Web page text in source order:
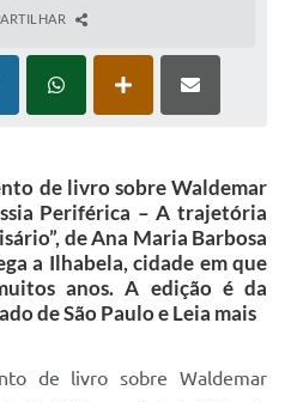
de livro sobre Waldemar
Periférica – A trajetória
de Ana Maria Barbosa
a Ilhabela, cidade em que
anos. A edição é da
de São Paulo e Leia mais
de livro sobre Waldemar